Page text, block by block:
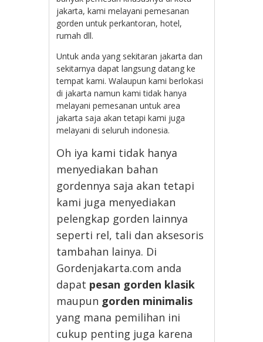
jakarta, kami melayani pemesanan
gorden untuk perkantoran, hotel,
rumah dll.
Untuk anda yang sekitaran jakarta dan
sekitarnya dapat langsung datang ke
tempat kami. Walaupun kami berlokasi
di jakarta namun kami tidak hanya
melayani pemesanan untuk area
jakarta saja akan tetapi kami juga
melayani di seluruh indonesia.
Oh iya kami tidak hanya
menyediakan bahan
gordennya saja akan tetapi
kami juga menyediakan
pelengkap gorden lainnya
seperti rel, tali dan aksesoris
tambahan lainya. Di
Gordenjakarta.com anda
dapat pesan gorden klasik
maupun gorden minimalis
yang mana pemilihan ini
cukup penting juga karena